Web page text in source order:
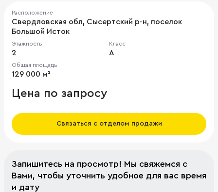
Расположение
Свердловская обл, Сысертский р-н, поселок
Большой Исток
Этажность
2
Класс
A
Общая площадь
129 000 м²
Цена по запросу
Связаться с отделом продажи
Запишитесь на просмотр! Мы свяжемся с
Вами, чтобы уточнить удобное для вас время
и дату